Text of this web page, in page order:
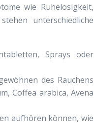
wie Ruhelosigkeit,
unterschiedliche
Sprays oder
des Rauchens
Coffea arabica, Avena
aufhören können, wie